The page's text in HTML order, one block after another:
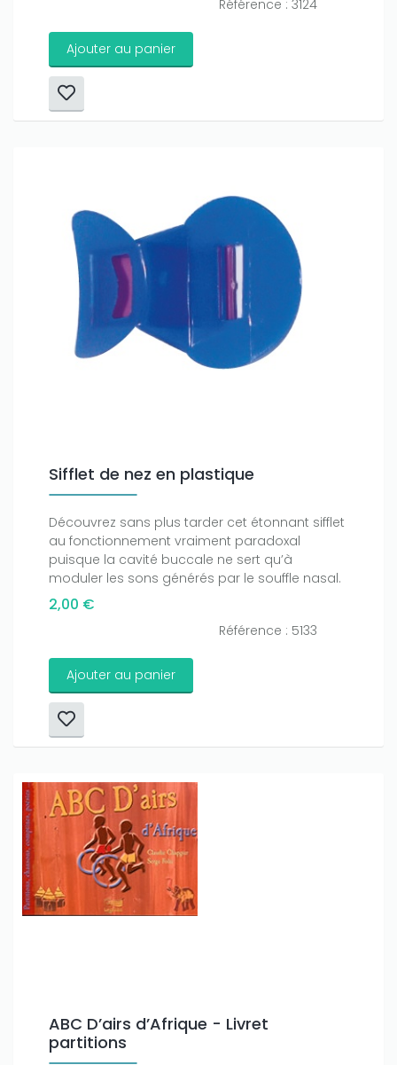
Référence : 3124
Ajouter au panier
Sifflet de nez en plastique
Découvrez sans plus tarder cet étonnant sifflet
au fonctionnement vraiment paradoxal
puisque la cavité buccale ne sert qu’à
moduler les sons générés par le souffle nasal.
2,00 €
Référence : 5133
Ajouter au panier
ABC D’airs d’Afrique - Livret
partitions